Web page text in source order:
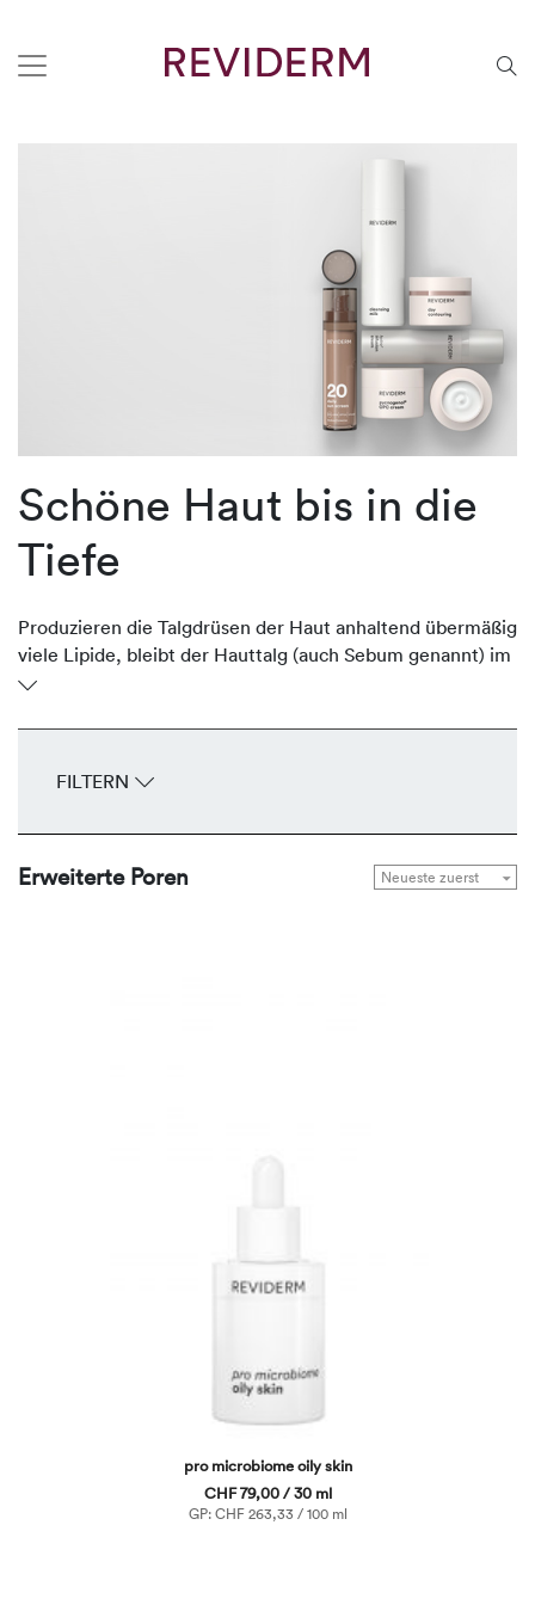
Schöne Haut bis in die
Tiefe
Produzieren die Talgdrüsen der Haut anhaltend übermäßig
viele Lipide, bleibt der Hauttalg (auch Sebum genannt) im
Ausführungsgang stehen und erweitert den Follikel.
speziell in der T-Zone und an den Wangen – als offener
REVIDERM reduzieren die Produktion des Sebums auf ein
FILTERN
Erweiterte Poren
pro microbiome oily skin
CHF 79,00 / 30 ml
GP: CHF 263,33 / 100 ml